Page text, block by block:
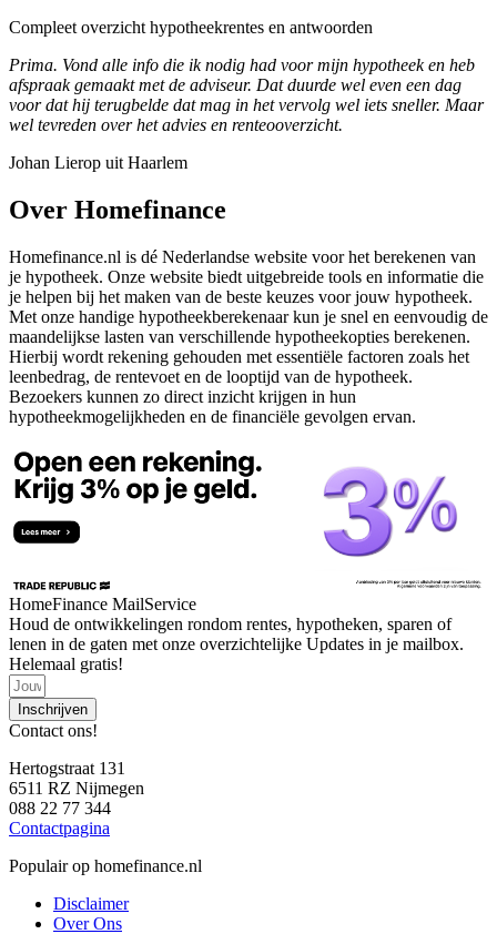
Compleet overzicht hypotheekrentes en antwoorden
Prima. Vond alle info die ik nodig had voor mijn hypotheek en heb
afspraak gemaakt met de adviseur. Dat duurde wel even een dag
voor dat hij terugbelde dat mag in het vervolg wel iets sneller. Maar
wel tevreden over het advies en renteooverzicht.
Johan Lierop uit Haarlem
Over Homefinance
Homefinance.nl is dé Nederlandse website voor het berekenen van
je hypotheek. Onze website biedt uitgebreide tools en informatie die
je helpen bij het maken van de beste keuzes voor jouw hypotheek.
Met onze handige hypotheekberekenaar kun je snel en eenvoudig de
maandelijkse lasten van verschillende hypotheekopties berekenen.
Hierbij wordt rekening gehouden met essentiële factoren zoals het
leenbedrag, de rentevoet en de looptijd van de hypotheek.
Bezoekers kunnen zo direct inzicht krijgen in hun
hypotheekmogelijkheden en de financiële gevolgen ervan.
HomeFinance MailService
Houd de ontwikkelingen rondom rentes, hypotheken, sparen of
lenen in de gaten met onze overzichtelijke Updates in je mailbox.
Helemaal gratis!
Inschrijven
Contact ons!
Hertogstraat 131
6511 RZ Nijmegen
088 22 77 344
Contactpagina
Populair op homefinance.nl
Disclaimer
Over Ons